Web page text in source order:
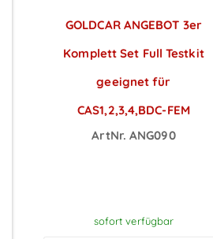
GOLDCAR ANGEBOT 3er
Komplett Set Full Testkit
geeignet für
CAS1,2,3,4,BDC-FEM
ArtNr. ANG090
sofort verfügbar